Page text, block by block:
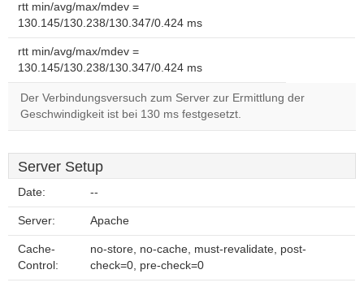
rtt min/avg/max/mdev =
130.145/130.238/130.347/0.424 ms
rtt min/avg/max/mdev =
130.145/130.238/130.347/0.424 ms
Der Verbindungsversuch zum Server zur Ermittlung der
Geschwindigkeit ist bei 130 ms festgesetzt.
Server Setup
Date: --
Server: Apache
Cache-
Control:
no-store, no-cache, must-revalidate, post-
check=0, pre-check=0